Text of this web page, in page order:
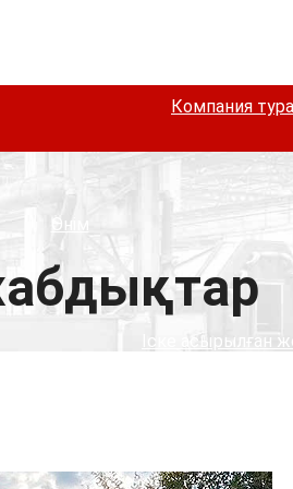
Компания
Өнім
Іске асырылған